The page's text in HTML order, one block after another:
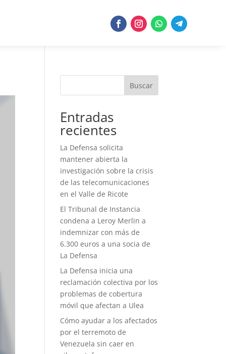
Buscar
Entradas
recientes
La Defensa solicita
mantener abierta la
investigación sobre la crisis
de las telecomunicaciones
en el Valle de Ricote
El Tribunal de Instancia
condena a Leroy Merlin a
indemnizar con más de
6.300 euros a una socia de
La Defensa
La Defensa inicia una
reclamación colectiva por los
problemas de cobertura
móvil que afectan a Ulea
Cómo ayudar a los afectados
por el terremoto de
Venezuela sin caer en